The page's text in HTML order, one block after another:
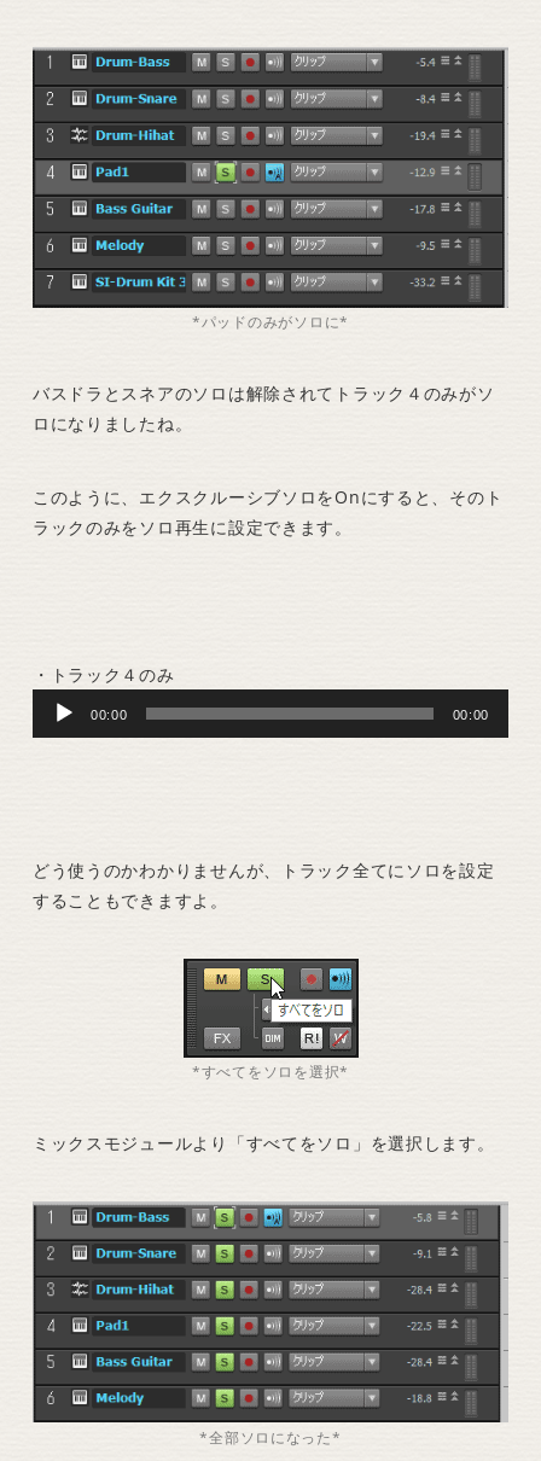
*パッドのみがソロに*
バスドラとスネアのソロは解除されてトラック４のみがソ
ロになりましたね。
このように、エクスクルーシブソロをOnにすると、そのト
ラックのみをソロ再生に設定できます。
・トラック４のみ
Audio
Player
00:00 00:00
どう使うのかわかりませんが、トラック全てにソロを設定
することもできますよ。
*すべてをソロを選択*
ミックスモジュールより「すべてをソロ」を選択します。
*全部ソロになった*